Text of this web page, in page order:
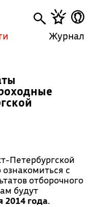
Журнал
Петербургской
с
отборочного
будут
2014 года.